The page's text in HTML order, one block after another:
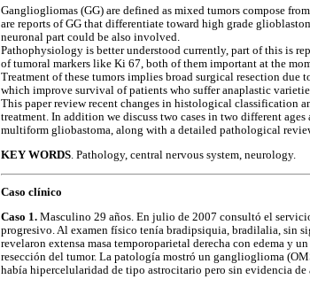
Gangliogliomas (GG) are defined as mixed tumors compose
are reports of GG that differentiate toward high grade
neuronal part could be also involved.
Pathophysiology is better understood currently, part of this is
of tumoral markers like Ki 67, both of them important at the
Treatment of these tumors implies broad surgical resection
which improve survival of patients who suffer anaplastic
This paper review recent changes in histological classification
treatment. In addition we discuss two cases in two different
multiform gliobastoma, along with a detailed pathological
KEY WORDS. Pathology, central nervous system, neurology.
Caso clínico
Caso 1. Masculino 29 años. En julio de 2007 consultó el
progresivo. Al examen físico tenía bradipsiquia, bradilalia, sin
revelaron extensa masa temporoparietal derecha con edema y
resección del tumor. La patología mostró un ganglioglioma
había hipercelularidad de tipo astrocitario pero sin evidencia